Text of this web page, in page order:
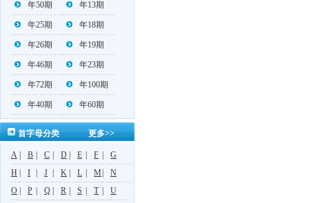
年50期 年13期
年25期 年18期
年26期 年19期
年46期 年23期
年72期 年100期
年40期 年60期
更多>>
首字母分类
A B C D E F
G
H
I J K L M
N
O
P Q R S T
U